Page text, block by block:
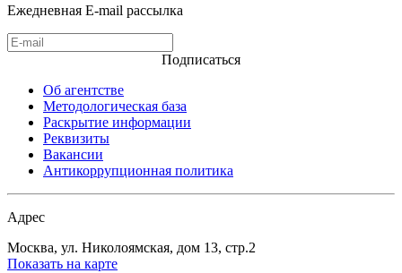
Ежедневная E-mail рассылка
Подписаться
Об агентстве
Методологическая база
Раскрытие информации
Реквизиты
Вакансии
Антикоррупционная политика
Адрес
Москва, ул. Николоямская, дом 13, стр.2
Показать на карте